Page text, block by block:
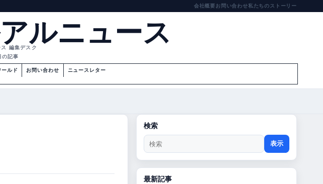
会社概要お問い合わせ私たちのストーリー
ルニュース
編集デスク
の記事
ールド お問い合わせ ニュースレター
検索
表示
最新記事